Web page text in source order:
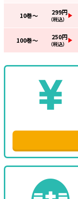
10巻～ 299円
（税込）
100巻～ 250円
（税込）